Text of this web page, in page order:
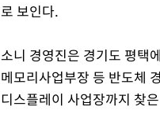
로 보인다.
소니 경영진은 경기도 평택
메모리사업부장 등 반도체
디스플레이 사업장까지 찾